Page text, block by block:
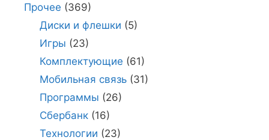
Прочее (369)
Диски и флешки (5)
Игры (23)
Комплектующие (61)
Мобильная связь(31)
Программы (26)
Сбербанк(16)
Технологии (23)